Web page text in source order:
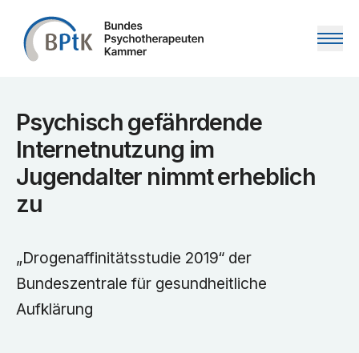
Zum Inhalt springen
Psychisch gefährdende
Internetnutzung im
Jugendalter nimmt erheblich
zu
„Drogenaffinitätsstudie 2019“ der
Bundeszentrale für gesundheitliche
Aufklärung